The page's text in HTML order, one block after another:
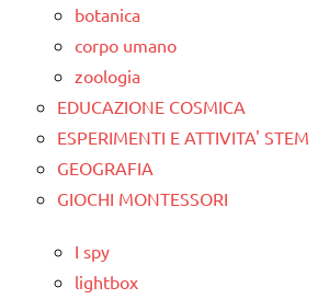
botanica
corpo umano
zoologia
EDUCAZIONE COSMICA
ESPERIMENTI E ATTIVITA' STEM
GEOGRAFIA
GIOCHI MONTESSORI
I spy
lightbox